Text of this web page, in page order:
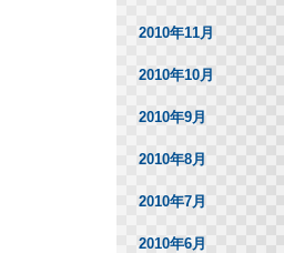
2010年11月
2010年10月
2010年9月
2010年8月
2010年7月
2010年6月